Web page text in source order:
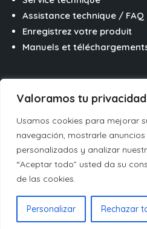
Valoramos tu privacidad
Usamos cookies para mejorar
navegación, mostrarle
personalizados y analizar
“Aceptar todo” usted da su
de las cookies.
Personalizar Rechazar
Assistance technique / FAQ
Enregistrez votre produit
Manuels et
Juridique Vie privée⋅